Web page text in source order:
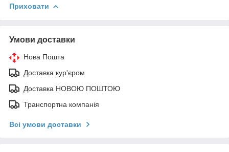
Приховати
Умови доставки
Нова Пошта
Доставка кур'єром
Доставка НОВОЮ ПОШТОЮ
Транспортна компанія
Всі умови доставки